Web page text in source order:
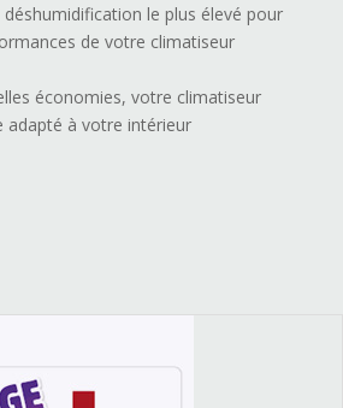
le plus élevé pour
de votre climatiseur
économies, votre climatiseur
adapté à votre intérieur